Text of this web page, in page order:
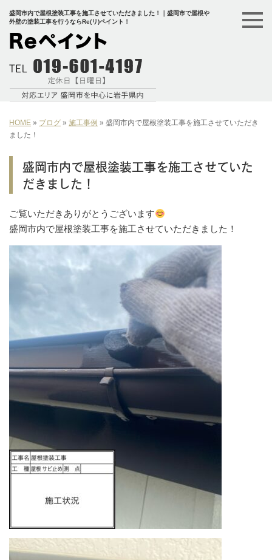
盛岡市内で屋根塗装工事を施工させていただきました！｜盛岡市で屋根や
外壁の塗装工事を行うならRe(リ)ペイント！
HOME » ブログ » 施工事例 » 盛岡市内で屋根塗装工事を施工させていただき
ました！
盛岡市内で屋根塗装工事を施工させていた
だきました！
ご覧いただきありがとうございます
盛岡市内で屋根塗装工事を施工させていただきました！